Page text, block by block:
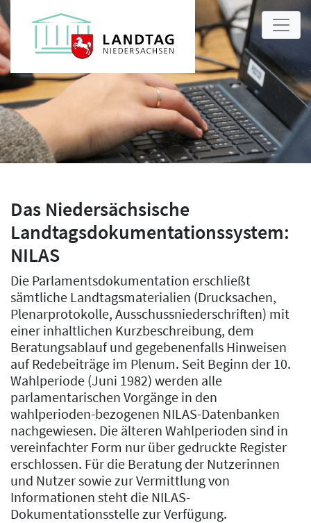
Das Niedersächsische
Landtagsdokumentationssystem:
NILAS
Die Parlamentsdokumentation erschließt
sämtliche Landtagsmaterialien (Drucksachen,
Plenarprotokolle, Ausschussniederschriften) mit
einer inhaltlichen Kurzbeschreibung, dem
Beratungsablauf und gegebenenfalls Hinweisen
auf Redebeiträge im Plenum. Seit Beginn der 10.
Wahlperiode (Juni 1982) werden alle
parlamentarischen Vorgänge in den
wahlperioden-bezogenen NILAS-Datenbanken
nachgewiesen. Die älteren Wahlperioden sind in
vereinfachter Form nur über gedruckte Register
erschlossen. Für die Beratung der Nutzerinnen
und Nutzer sowie zur Vermittlung von
Informationen steht die NILAS-
Dokumentationsstelle zur Verfügung.